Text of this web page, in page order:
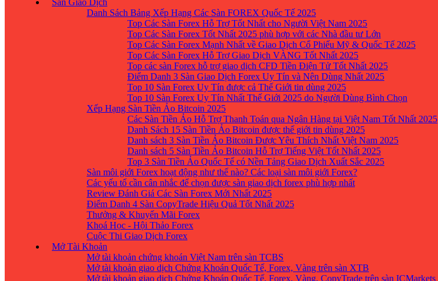
Sàn Giao Dịch
Danh Sách Bảng Xếp Hạng Các Sàn FOREX Quốc Tế 2025
Top Các Sàn Forex Hỗ Trợ Tốt Nhất cho Người Việt Nam 2025
Top Các Sàn Forex Tốt Nhất 2025 phù hợp với các Nhà đầu tư Lớn
Top Các Sàn Forex Mạnh Nhất về Giao Dịch Cổ Phiếu Mỹ & Quốc Tế 2025
Top Các Sàn Forex Hỗ Trợ Giao Dịch VÀNG Tốt Nhất 2025
Top các sàn Forex hỗ trợ giao dịch CFD Tiền Điện Tử Tốt Nhất 2025
Điểm Danh 3 Sàn Giao Dịch Forex Uy Tín và Nên Dùng Nhất 2025
Top 10 Sàn Forex Uy Tín được cả Thế Giới tin dùng 2025
Top 10 Sàn Forex Uy Tín Nhất Thế Giới 2025 do Người Dùng Bình Chọn
Xếp Hạng Sàn Tiền Ảo Bitcoin 2025
Các Sàn Tiền Ảo Hỗ Trợ Thanh Toán qua Ngân Hàng tại Việt Nam Tốt Nhất 2025
Danh Sách 15 Sàn Tiền Ảo Bitcoin được thế giới tin dùng 2025
Danh sách 3 Sàn Tiền Ảo Bitcoin Được Yêu Thích Nhất Việt Nam 2025
Danh sách 5 Sàn Tiền Ảo Bitcoin Hỗ Trợ Tiếng Việt Tốt Nhất 2025
Top 3 Sàn Tiền Ảo Quốc Tế có Nền Tảng Giao Dịch Xuất Sắc 2025
Sàn môi giới Forex hoạt động như thế nào? Các loại sàn môi giới Forex?
Các yếu tố cần cân nhắc để chọn được sàn giao dịch forex phù hợp nhất
Review Đánh Giá Các Sàn Forex Mới Nhất 2025
Điểm Danh 4 Sàn CopyTrade Hiệu Quả Tốt Nhất 2025
Thưởng & Khuyến Mãi Forex
Khoá Học - Hội Thảo Forex
Cuộc Thi Giao Dịch Forex
Mở Tài Khoản
Mở tài khoản chứng khoán Việt Nam trên sàn TCBS
Mở tài khoản giao dịch Chứng Khoán Quốc Tế, Forex, Vàng trên sàn XTB
Mở tài khoản giao dịch Chứng Khoán Quốc Tế, Forex, Vàng, CopyTrade trên sàn ICMarkets